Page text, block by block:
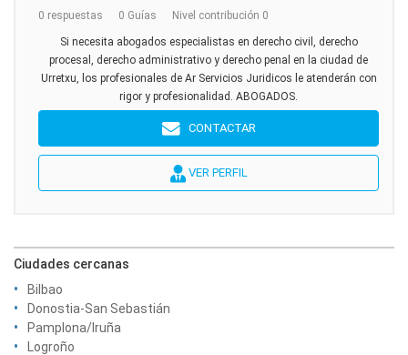
0 respuestas 0 Guías Nivel contribución 0
Si necesita abogados especialistas en derecho civil, derecho
procesal, derecho administrativo y derecho penal en la ciudad de
Urretxu, los profesionales de Ar Servicios Juridicos le atenderán con
rigor y profesionalidad. ABOGADOS.
CONTACTAR
VER PERFIL
Ciudades cercanas
Bilbao
Donostia-San Sebastián
Pamplona/Iruña
Logroño